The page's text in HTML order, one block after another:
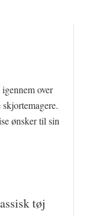
over
ønsker til sin
tøj